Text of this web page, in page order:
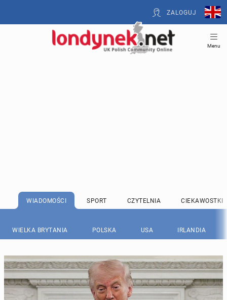
ZALOGUJ
Menu
WIADOMOŚCI SPORT CZYTELNIA CIEKAWOSTKI
WIELKA BRYTANIA POLSKA USA IRLANDIA